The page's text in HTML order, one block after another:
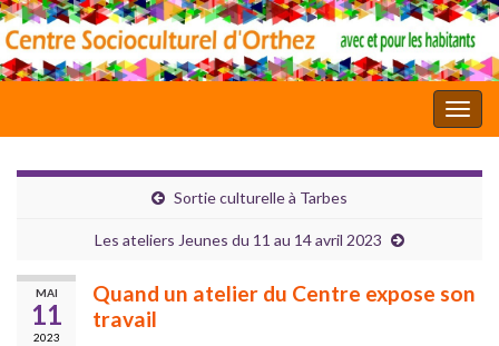
Sortie culturelle à Tarbes
Les ateliers Jeunes du 11 au 14 avril 2023
MAI
11
2023
Quand un atelier du Centre expose son
travail